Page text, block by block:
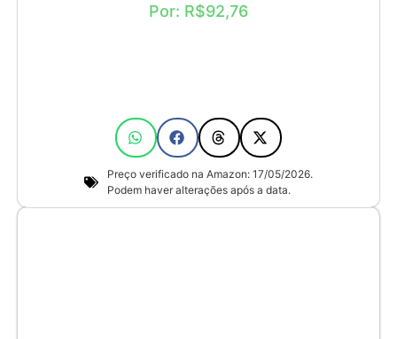
Por: R$92,76
Preço verificado na Amazon: 17/05/2026.
Podem haver alterações após a data.